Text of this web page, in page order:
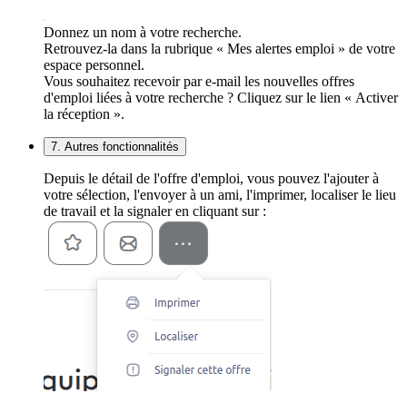
Donnez un nom à votre recherche.
Retrouvez-la dans la rubrique « Mes alertes emploi » de votre
espace personnel.
Vous souhaitez recevoir par e-mail les nouvelles offres
d'emploi liées à votre recherche ? Cliquez sur le lien « Activer
la réception ».
7. Autres fonctionnalités
Depuis le détail de l'offre d'emploi, vous pouvez l'ajouter à
votre sélection, l'envoyer à un ami, l'imprimer, localiser le lieu
de travail et la signaler en cliquant sur :